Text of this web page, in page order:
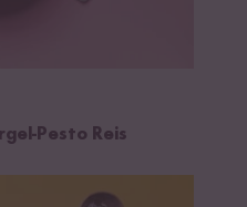
Pesto Reis